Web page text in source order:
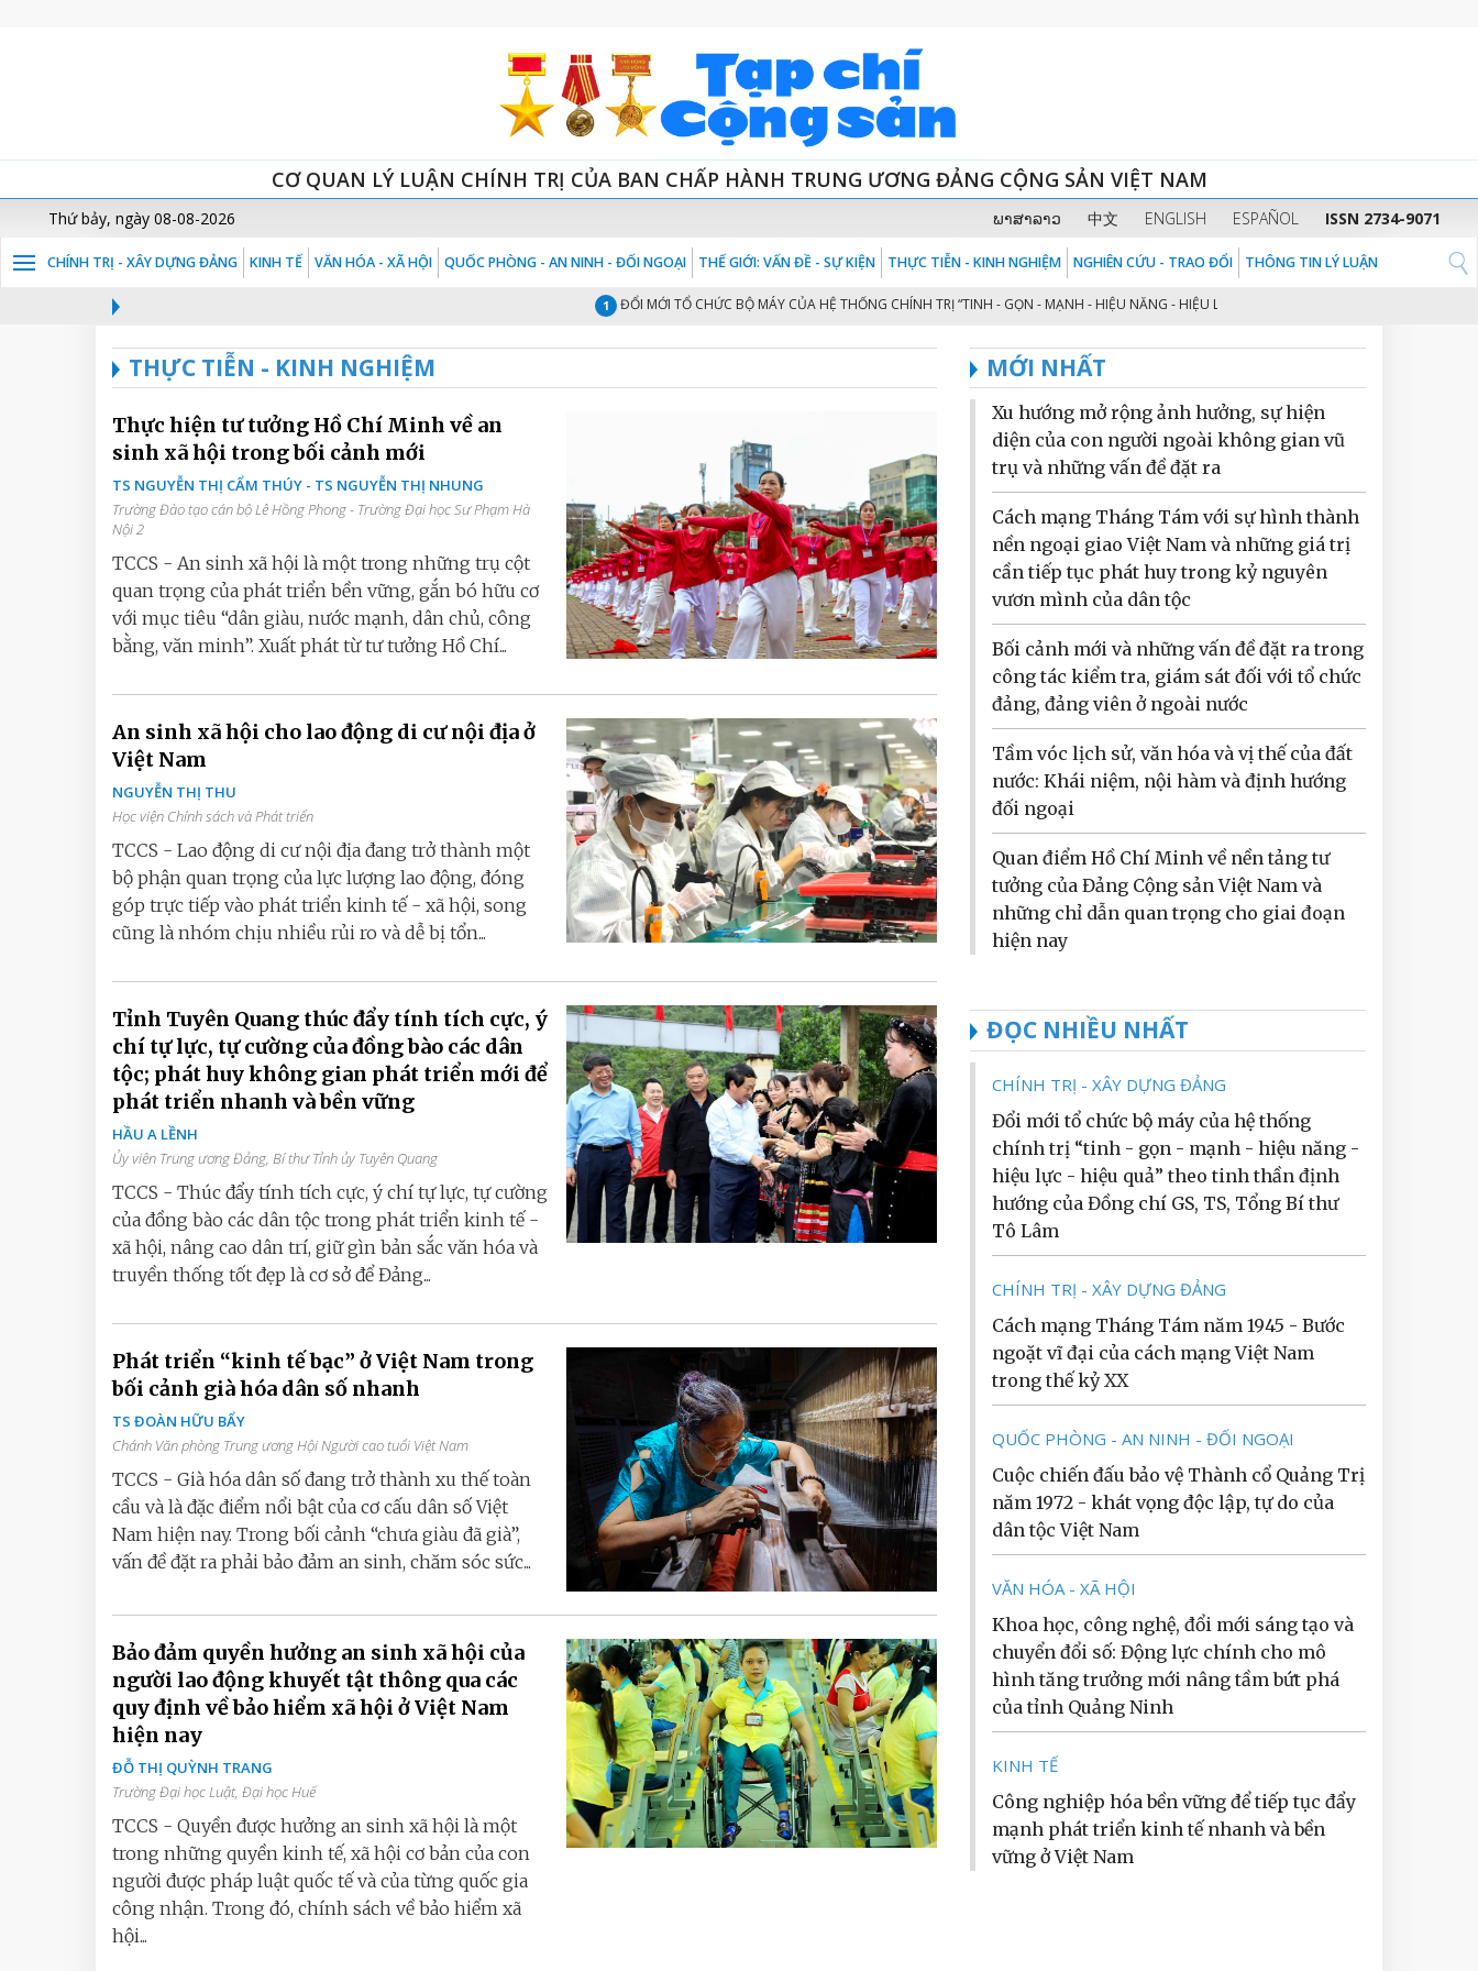
CƠ QUAN LÝ LUẬN CHÍNH TRỊ CỦA BAN CHẤP HÀNH TRUNG ƯƠNG ĐẢNG CỘNG SẢN VIỆT NAM
Thứ bảy, ngày 08-08-2026 ພາສາລາວ 中文 ENGLISH ESPAÑOL ISSN 2734-9071
CHÍNH TRỊ - XÂY DỰNG ĐẢNG KINH TẾ VĂN HÓA - XÃ HỘI QUỐC PHÒNG - AN NINH - ĐỐI NGOẠI THẾ GIỚI: VẤN ĐỀ - SỰ KIỆN THỰC TIỄN - KINH NGHIỆM NGHIÊN CỨU - TRAO ĐỔI THÔNG TIN LÝ LUẬN
ĐỔI MỚI TỔ CHỨC BỘ MÁY CỦA HỆ THỐNG CHÍNH TRỊ “TINH - GỌN - MẠNH - HIỆU NĂNG - HIỆU LỰC - HIỆU QUẢ” THEO TINH THẦN ĐỊNH
THỰC TIỄN - KINH NGHIỆM
Thực hiện tư tưởng Hồ Chí Minh về an
sinh xã hội trong bối cảnh mới
TS NGUYỄN THỊ CẨM THÚY - TS NGUYỄN THỊ NHUNG
Trường Đào tạo cán bộ Lê Hồng Phong - Trường Đại học Sư Phạm Hà
Nội 2
TCCS - An sinh xã hội là một trong những trụ cột
quan trọng của phát triển bền vững, gắn bó hữu cơ
với mục tiêu “dân giàu, nước mạnh, dân chủ, công
bằng, văn minh”. Xuất phát từ tư tưởng Hồ Chí...
An sinh xã hội cho lao động di cư nội địa ở
Việt Nam
NGUYỄN THỊ THU
Học viện Chính sách và Phát triển
TCCS - Lao động di cư nội địa đang trở thành một
bộ phận quan trọng của lực lượng lao động, đóng
góp trực tiếp vào phát triển kinh tế - xã hội, song
cũng là nhóm chịu nhiều rủi ro và dễ bị tổn...
Tỉnh Tuyên Quang thúc đẩy tính tích cực, ý
chí tự lực, tự cường của đồng bào các dân
tộc; phát huy không gian phát triển mới để
phát triển nhanh và bền vững
HẦU A LỀNH
Ủy viên Trung ương Đảng, Bí thư Tỉnh ủy Tuyên Quang
TCCS - Thúc đẩy tính tích cực, ý chí tự lực, tự cường
của đồng bào các dân tộc trong phát triển kinh tế -
xã hội, nâng cao dân trí, giữ gìn bản sắc văn hóa và
truyền thống tốt đẹp là cơ sở để Đảng...
Phát triển “kinh tế bạc” ở Việt Nam trong
bối cảnh già hóa dân số nhanh
TS ĐOÀN HỮU BẨY
Chánh Văn phòng Trung ương Hội Người cao tuổi Việt Nam
TCCS - Già hóa dân số đang trở thành xu thế toàn
cầu và là đặc điểm nổi bật của cơ cấu dân số Việt
Nam hiện nay. Trong bối cảnh “chưa giàu đã già”,
vấn đề đặt ra phải bảo đảm an sinh, chăm sóc sức...
Bảo đảm quyền hưởng an sinh xã hội của
người lao động khuyết tật thông qua các
quy định về bảo hiểm xã hội ở Việt Nam
hiện nay
ĐỖ THỊ QUỲNH TRANG
Trường Đại học Luật, Đại học Huế
TCCS - Quyền được hưởng an sinh xã hội là một
trong những quyền kinh tế, xã hội cơ bản của con
người được pháp luật quốc tế và của từng quốc gia
công nhận. Trong đó, chính sách về bảo hiểm xã
hội...
MỚI NHẤT
Xu hướng mở rộng ảnh hưởng, sự hiện
diện của con người ngoài không gian vũ
trụ và những vấn đề đặt ra
Cách mạng Tháng Tám với sự hình thành
nền ngoại giao Việt Nam và những giá trị
cần tiếp tục phát huy trong kỷ nguyên
vươn mình của dân tộc
Bối cảnh mới và những vấn đề đặt ra trong
công tác kiểm tra, giám sát đối với tổ chức
đảng, đảng viên ở ngoài nước
Tầm vóc lịch sử, văn hóa và vị thế của đất
nước: Khái niệm, nội hàm và định hướng
đối ngoại
Quan điểm Hồ Chí Minh về nền tảng tư
tưởng của Đảng Cộng sản Việt Nam và
những chỉ dẫn quan trọng cho giai đoạn
hiện nay
ĐỌC NHIỀU NHẤT
CHÍNH TRỊ - XÂY DỰNG ĐẢNG
Đổi mới tổ chức bộ máy của hệ thống
chính trị “tinh - gọn - mạnh - hiệu năng -
hiệu lực - hiệu quả” theo tinh thần định
hướng của Đồng chí GS, TS, Tổng Bí thư
Tô Lâm
CHÍNH TRỊ - XÂY DỰNG ĐẢNG
Cách mạng Tháng Tám năm 1945 - Bước
ngoặt vĩ đại của cách mạng Việt Nam
trong thế kỷ XX
QUỐC PHÒNG - AN NINH - ĐỐI NGOẠI
Cuộc chiến đấu bảo vệ Thành cổ Quảng Trị
năm 1972 - khát vọng độc lập, tự do của
dân tộc Việt Nam
VĂN HÓA - XÃ HỘI
Khoa học, công nghệ, đổi mới sáng tạo và
chuyển đổi số: Động lực chính cho mô
hình tăng trưởng mới nâng tầm bứt phá
của tỉnh Quảng Ninh
KINH TẾ
Công nghiệp hóa bền vững để tiếp tục đẩy
mạnh phát triển kinh tế nhanh và bền
vững ở Việt Nam